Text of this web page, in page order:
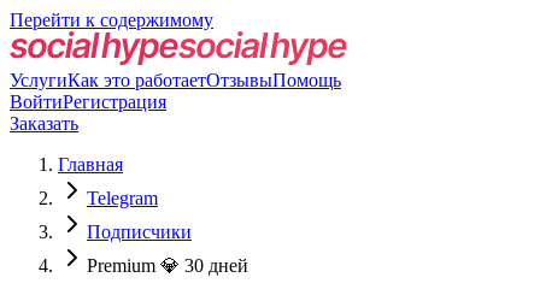
Перейти к содержимому
УслугиКак это работаетОтзывыПомощь
ВойтиРегистрация
Заказать
Главная
Telegram
Подписчики
Premium 💎 30 дней